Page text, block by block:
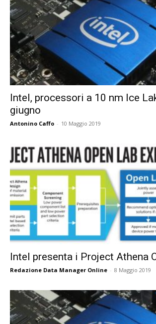
Intel, processori a 10 nm Ice
giugno
Antonino Caffo - 10 Maggio 2019
Intel presenta i Project Athena
Redazione Data Manager Online - 8 Maggio 2019